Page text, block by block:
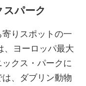
スパーク
りスポットの一
、ヨーロッパ最大
クス・パークに
、ダブリン動物